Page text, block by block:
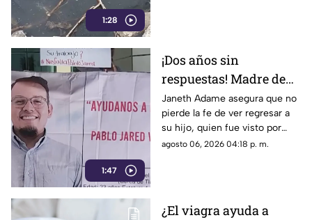
1:28
1:47
¡Dos años sin
respuestas! Madre de
Pablo Jared mantiene
la esperanza de
encontrarlo con vida
Janeth Adame asegura que no
pierde la fe de ver regresar a
su hijo, quien fue visto por
última vez el 30 de julio de
agosto 06, 2026 04:18 p. m.
¿El viagra ayuda a